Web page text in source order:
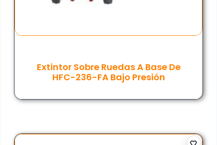
Extintor Sobre Ruedas A Base De
HFC-236-FA Bajo Presión